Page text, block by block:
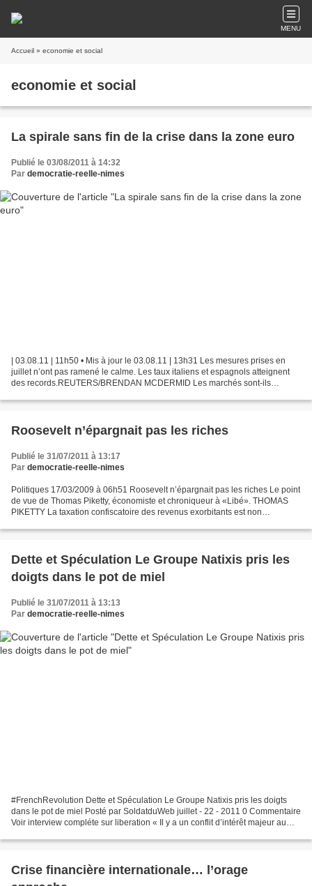
MENU
Accueil » economie et social
economie et social
La spirale sans fin de la crise dans la zone euro
Publié le 03/08/2011 à 14:32
Par democratie-reelle-nimes
| 03.08.11 | 11h50 • Mis à jour le 03.08.11 | 13h31 Les mesures prises en
juillet n’ont pas ramené le calme. Les taux italiens et espagnols atteignent
des records.REUTERS/BRENDAN MCDERMID Les marchés sont-ils
Roosevelt n’épargnait pas les riches
Publié le 31/07/2011 à 13:17
Par democratie-reelle-nimes
Politiques 17/03/2009 à 06h51 Roosevelt n’épargnait pas les riches Le point
de vue de Thomas Piketty, économiste et chroniqueur à «Libé». THOMAS
PIKETTY La taxation confiscatoire des revenus exorbitants est non
Dette et Spéculation Le Groupe Natixis pris les
doigts dans le pot de miel
Publié le 31/07/2011 à 13:13
Par democratie-reelle-nimes
#FrenchRevolution Dette et Spéculation Le Groupe Natixis pris les doigts
dans le pot de miel Posté par SoldatduWeb juillet - 22 - 2011 0 Commentaire
Voir interview compléte sur liberation « Il y a un conflit d’intérêt majeur au
Crise financière internationale… l’orage